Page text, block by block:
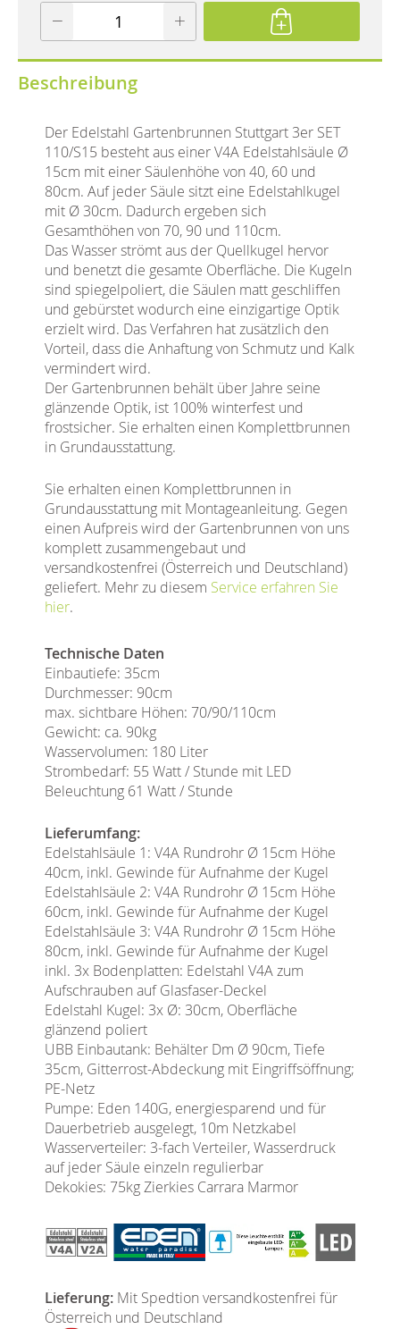
Beschreibung
Der Edelstahl Gartenbrunnen Stuttgart 3er SET
110/S15 besteht aus einer V4A Edelstahlsäule Ø
15cm mit einer Säulenhöhe von 40, 60 und
80cm. Auf jeder Säule sitzt eine Edelstahlkugel
mit Ø 30cm. Dadurch ergeben sich
Gesamthöhen von 70, 90 und 110cm.
Das Wasser strömt aus der Quellkugel hervor
und benetzt die gesamte Oberfläche. Die Kugeln
sind spiegelpoliert, die Säulen matt geschliffen
und gebürstet wodurch eine einzigartige Optik
erzielt wird. Das Verfahren hat zusätzlich den
Vorteil, dass die Anhaftung von Schmutz und Kalk
vermindert wird.
Der Gartenbrunnen behält über Jahre seine
glänzende Optik, ist 100% winterfest und
frostsicher. Sie erhalten einen Komplettbrunnen
in Grundausstattung.
Sie erhalten einen Komplettbrunnen in
Grundausstattung mit Montageanleitung. Gegen
einen Aufpreis wird der Gartenbrunnen von uns
komplett zusammengebaut und
versandkostenfrei (Österreich und Deutschland)
geliefert. Mehr zu diesem Service erfahren Sie
hier.
Technische Daten
Einbautiefe: 35cm
Durchmesser: 90cm
max. sichtbare Höhen: 70/90/110cm
Gewicht: ca. 90kg
Wasservolumen: 180 Liter
Strombedarf: 55 Watt / Stunde mit LED
Beleuchtung 61 Watt / Stunde
Lieferumfang:
Edelstahlsäule 1: V4A Rundrohr Ø 15cm Höhe
40cm, inkl. Gewinde für Aufnahme der Kugel
Edelstahlsäule 2: V4A Rundrohr Ø 15cm Höhe
60cm, inkl. Gewinde für Aufnahme der Kugel
Edelstahlsäule 3: V4A Rundrohr Ø 15cm Höhe
80cm, inkl. Gewinde für Aufnahme der Kugel
inkl. 3x Bodenplatten: Edelstahl V4A zum
Aufschrauben auf Glasfaser-Deckel
Edelstahl Kugel: 3x Ø: 30cm, Oberfläche
glänzend poliert
UBB Einbautank: Behälter Dm Ø 90cm, Tiefe
35cm, Gitterrost-Abdeckung mit Eingriffsöffnung;
PE-Netz
Pumpe: Eden 140G, energiesparend und für
Dauerbetrieb ausgelegt, 10m Netzkabel
Wasserverteiler: 3-fach Verteiler, Wasserdruck
auf jeder Säule einzeln regulierbar
Dekokies: 75kg Zierkies Carrara Marmor
Lieferung: Mit Spedtion versandkostenfrei für
Österreich und Deutschland